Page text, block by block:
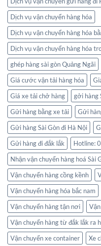
Dịch vụ vận chuyển hàng hóa
Dịch vụ vận chuyển hàng hóa
Dịch vụ vận chuyển hàng hóa
ghép hàng sài gòn Quảng Ngãi
Giá cước vận tải hàng hóa
Giá xe tải chở hàng
gởi hàng
Gửi hàng bằng xe tải
Gửi
Gửi hàng Sài Gòn đi Hà Nội
Gửi hàng đi đắk lắk
Hotline:
Nhận vận chuyển hàng hoá Sài
Vận chuyển hàng cồng kềnh
Vận chuyển hàng hóa bắc nam
Vận chuyển hàng tận nơi
Vận chuyển hàng từ đắk lắk ra
Vận chuyển xe container
Xe